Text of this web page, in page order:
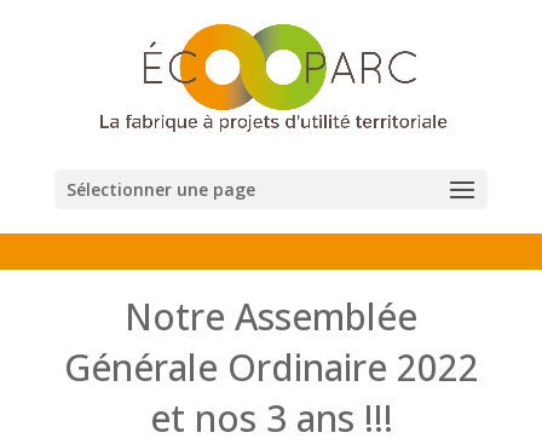
Sélectionner une page
Notre Assemblée
Générale Ordinaire 2022
et nos 3 ans !!!